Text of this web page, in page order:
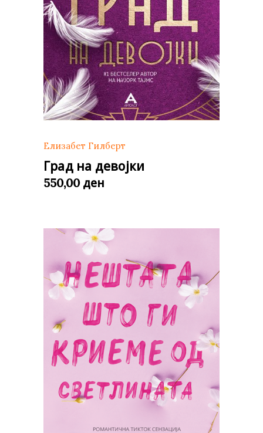
Елизабет Гилберт
Град на девојки
550,00 ден